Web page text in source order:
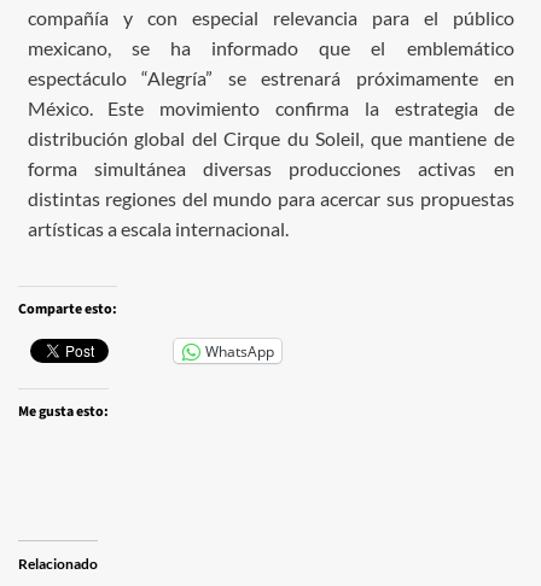
compañía y con especial relevancia para el público
mexicano, se ha informado que el emblemático
espectáculo “Alegría” se estrenará próximamente en
México. Este movimiento confirma la estrategia de
distribución global del Cirque du Soleil, que mantiene de
forma simultánea diversas producciones activas en
distintas regiones del mundo para acercar sus propuestas
artísticas a escala internacional.
Comparte esto:
WhatsApp
Me gusta esto:
Relacionado